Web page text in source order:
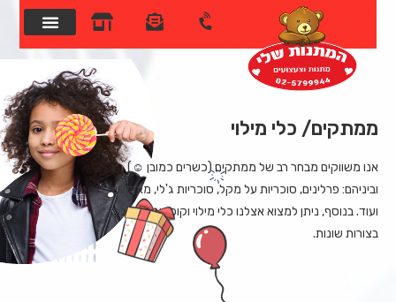
ממתקים/ כלי מילוי
אנו משווקים מבחר רב של ממתקים (כשרים כמובן ☺
)
וביניהם: פרלינים, סוכריות על מקל, סוכריות ג'לי, מארזי שי
ועוד. בנוסף, ניתן למצוא אצלנו כלי מילוי וקופסאות מתנה
בצורות שונות.